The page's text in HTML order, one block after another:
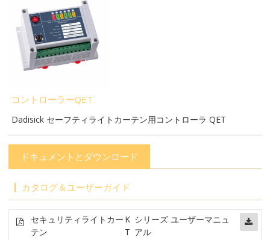
コントローラーQET
Dadisick セーフティライトカーテン用コントローラ QET
ドキュメントとダウンロード
カタログ＆ユーザーガイド
セキュリティライトカー
テン
K
T
シリーズ ユーザーマニュ
アル